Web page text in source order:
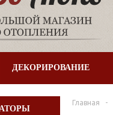
ДЕКОРИРОВАНИЕ
Главная -